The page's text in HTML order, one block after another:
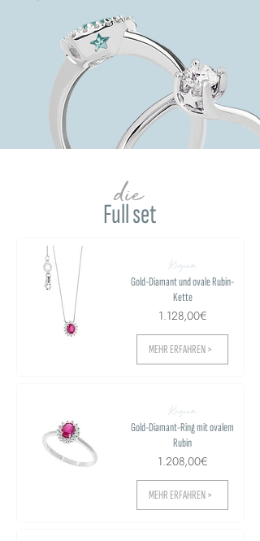
Full set
die
Regina
Gold-Diamant und ovale Rubin-
Kette
1.128,00€
MEHR ERFAHREN >
Regina
Gold-Diamant-Ring mit ovalem
Rubin
1.208,00€
MEHR ERFAHREN >